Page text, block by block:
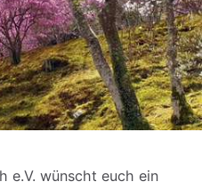
e.V. wünscht euch ein